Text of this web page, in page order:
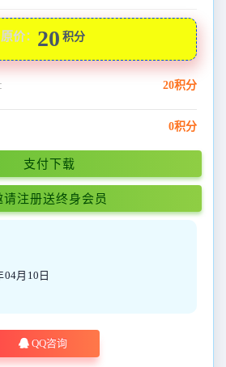
原价： 20 积分
20积分
0积分
支付下载
请注册送终身会员
04月10日
QQ咨询